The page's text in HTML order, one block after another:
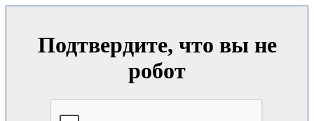
Подтвердите, что вы не
робот